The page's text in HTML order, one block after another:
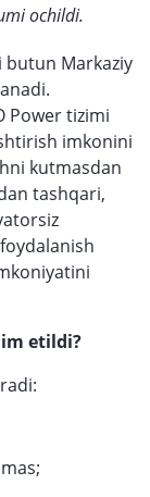
ochildi.
butun Markaziy
Power tizimi
imkonini
kutmasdan
tashqari,
etildi?